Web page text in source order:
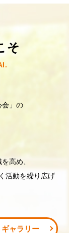
そ
会」の
⾼め、
活動を繰り広げ
ギャラリー